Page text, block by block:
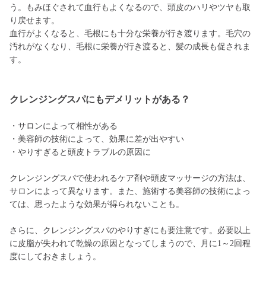
う。もみほぐされて血行もよくなるので、頭皮のハリやツヤも取
り戻せます。
血行がよくなると、毛根にも十分な栄養が行き渡ります。毛穴の
汚れがなくなり、毛根に栄養が行き渡ると、髪の成長も促されま
す。
クレンジングスパにもデメリットがある？
・サロンによって相性がある
・美容師の技術によって、効果に差が出やすい
・やりすぎると頭皮トラブルの原因に
クレンジングスパで使われるケア剤や頭皮マッサージの方法は、
サロンによって異なります。また、施術する美容師の技術によっ
ては、思ったような効果が得られないことも。
さらに、クレンジングスパのやりすぎにも要注意です。必要以上
に皮脂が失われて乾燥の原因となってしまうので、月に1～2回程
度にしておきましょう。